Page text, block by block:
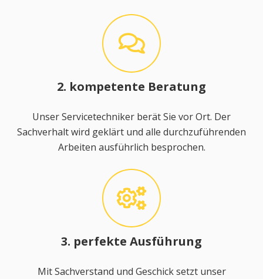
2. kompetente Beratung
Unser Servicetechniker berät Sie vor Ort. Der
Sachverhalt wird geklärt und alle durchzuführenden
Arbeiten ausführlich besprochen.
3. perfekte Ausführung
Mit Sachverstand und Geschick setzt unser